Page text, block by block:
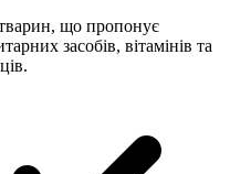
що пропонує
засобів, вітамінів та